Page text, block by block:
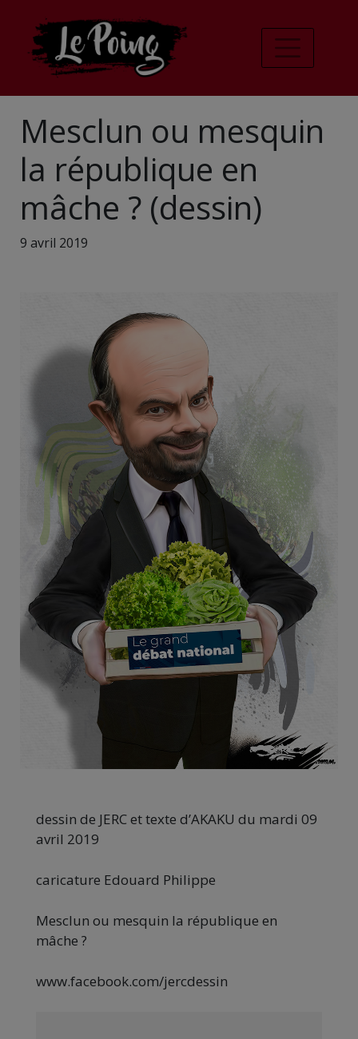
Mesclun ou mesquin
la république en
mâche ? (dessin)
9 avril 2019
dessin de JERC et texte d’AKAKU du mardi 09
avril 2019
caricature Edouard Philippe
Mesclun ou mesquin la république en
mâche ?
www.facebook.com/jercdessin